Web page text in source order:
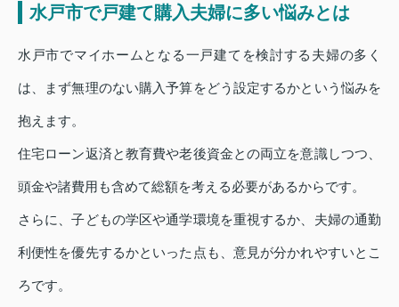
水戸市で戸建て購入夫婦に多い悩みとは
水戸市でマイホームとなる一戸建てを検討する夫婦の多く
は、まず無理のない購入予算をどう設定するかという悩みを
抱えます。
住宅ローン返済と教育費や老後資金との両立を意識しつつ、
頭金や諸費用も含めて総額を考える必要があるからです。
さらに、子どもの学区や通学環境を重視するか、夫婦の通勤
利便性を優先するかといった点も、意見が分かれやすいとこ
ろです。